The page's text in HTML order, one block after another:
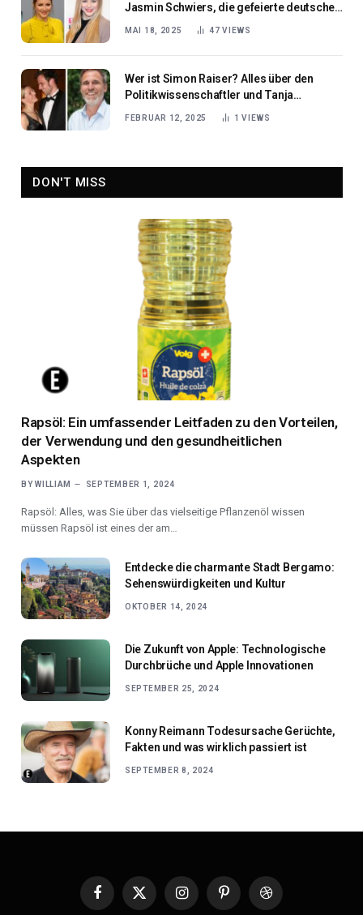
Jasmin Schwiers, die gefeierte deutsche
Schauspielerin in Fernsehen und Film
MAI 18, 2025 47VIEWS
Wer ist Simon Raiser? Alles über den
Politikwissenschaftler und Tanja
Wedhorns Ehemann
FEBRUAR 12, 2025 1VIEWS
DON'T MISS
Rapsöl: Ein umfassender Leitfaden zu den Vorteilen,
der Verwendung und den gesundheitlichen
Aspekten
BY WILLIAM SEPTEMBER 1, 2024
Rapsöl: Alles, was Sie über das vielseitige Pflanzenöl wissen
müssen Rapsöl ist eines der am…
Entdecke die charmante Stadt Bergamo:
Sehenswürdigkeiten und Kultur
OKTOBER 14, 2024
Die Zukunft von Apple: Technologische
Durchbrüche und Apple Innovationen
SEPTEMBER 25, 2024
Konny Reimann Todesursache Gerüchte,
Fakten und was wirklich passiert ist
SEPTEMBER 8, 2024
Facebook
X
InstagramPinterestDribbble